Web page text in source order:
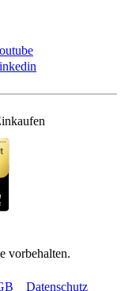
vorbehalten.
Datenschutz